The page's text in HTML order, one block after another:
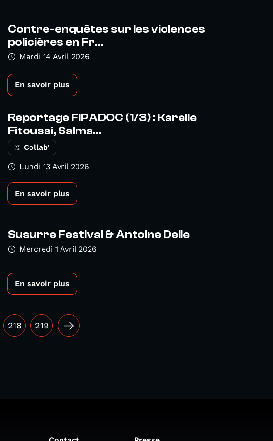
Contre-enquêtes sur les violences
policières en Fr...
Mardi 14 Avril 2026
En savoir plus
Reportage FIPADOC (1/3) : Karelle
Fitoussi, Salma...
Collab'
Lundi 13 Avril 2026
En savoir plus
Susurre Festival & Antoine Delie
Mercredi 1 Avril 2026
En savoir plus
218 219